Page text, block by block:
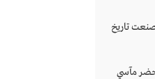
صنعت تاريخ
مآسي